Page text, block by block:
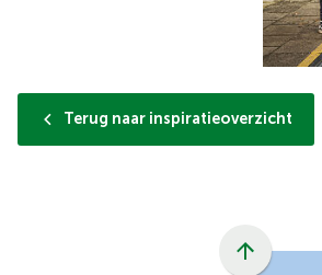
Terug naar inspiratieoverzicht
Scroll